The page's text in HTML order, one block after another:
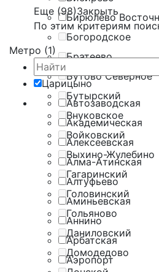
Бирюлёво
Богородское
Братеево
Бутово Северное
Бутырский
Внуковское
Войковский
Выхино-Жулебино
Гагаринский
Головинский
Гольяново
Даниловский
Домодедово
Еще (98)Закрыть
По этим критериям
Метро (1)
Царицыно
Автозаводская
Академическая
Алексеевская
Алма-Атинская
Алтуфьево
Аминьевская
Аннино
Арбатская
Аэропорт